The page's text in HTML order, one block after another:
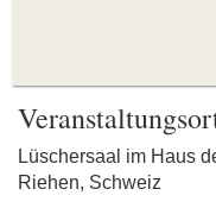
Lüschersaal im Haus
Riehen, Schweiz